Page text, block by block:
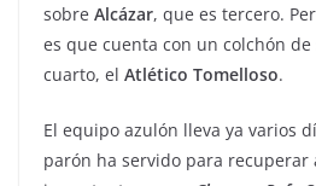
sobre Alcázar, que es tercero.
es que cuenta con un colchón
cuarto, el Atlético Tomelloso.
El equipo azulón lleva ya varios
parón ha servido para recuperar